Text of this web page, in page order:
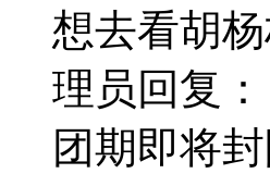
想去看胡
理员回复
团期即将